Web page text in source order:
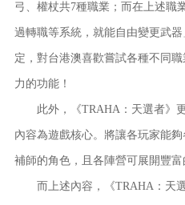
弓、權杖共7種職業；而在上述職
過轉職等系統，就能自由變更武
定，對台港澳喜歡嘗試各種不同
力的功能！
此外，《TRAHA：天選者》更
內容為遊戲核心。將讓各玩家能
補師的角色，且各陣營可展開豐
而上述內容，《TRAHA：天選